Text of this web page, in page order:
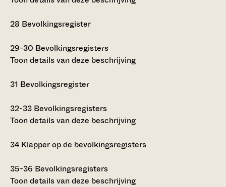
28 Bevolkingsregister
29-30 Bevolkingsregisters
Toon details van deze beschrijving
31 Bevolkingsregister
32-33 Bevolkingsregisters
Toon details van deze beschrijving
34 Klapper op de bevolkingsregisters
35-36 Bevolkingsregisters
Toon details van deze beschrijving